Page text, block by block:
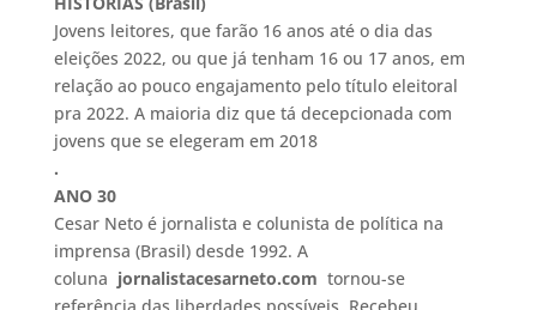
Jovens leitores, que farão 16 anos até o dia das
eleições 2022, ou que já tenham 16 ou 17 anos, em
relação ao pouco engajamento pelo título eleitoral
pra 2022. A maioria diz que tá decepcionada com
jovens que se elegeram em 2018
.
ANO 30
Cesar Neto é jornalista e colunista de política na
imprensa (Brasil) desde 1992. A
coluna jornalistacesarneto.com tornou-se